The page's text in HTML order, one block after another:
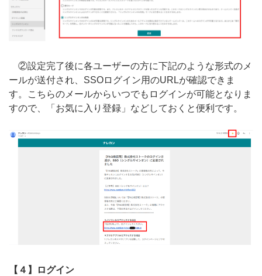
②設定完了後に各ユーザーの方に下記のような形式のメ
ールが送付され、SSOログイン用のURLが確認できま
す。こちらのメールからいつでもログインが可能となりま
すので、「お気に入り登録」などしておくと便利です。
【４】ログイン